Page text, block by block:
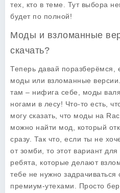
тех, кто в теме. Тут выбора
будет по полной!
Моды и взломанные
скачать?
Теперь давай поразберёмся,
моды или взломанные
там – нифига себе, моды
ногами в лесу! Что-то есть,
могу сказать, что моды на
можно найти мод, который
сразу. Так что, если ты не
от зомби, то этот вариант
ребята, которые делают
тебе не нужно
премиум-утехами. Просто